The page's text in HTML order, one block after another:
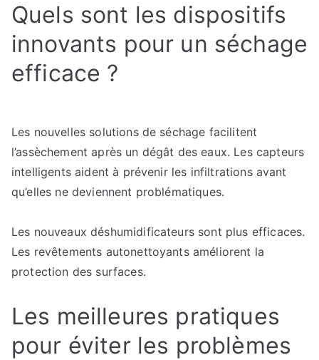
Quels sont les dispositifs
innovants pour un séchage
efficace ?
Les nouvelles solutions de séchage facilitent
l’assèchement après un dégât des eaux. Les capteurs
intelligents aident à prévenir les infiltrations avant
qu’elles ne deviennent problématiques.
Les nouveaux déshumidificateurs sont plus efficaces.
Les revêtements autonettoyants améliorent la
protection des surfaces.
Les meilleures pratiques
pour éviter les problèmes